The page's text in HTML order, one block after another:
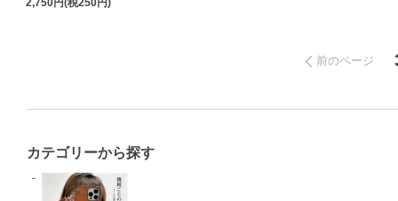
2,750円(税250円)
前のページ
カテゴリーから探す